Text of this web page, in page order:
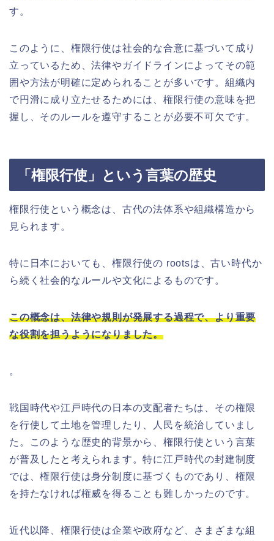
す。
このように、権限行使は社会的な合意に基づいて成り
立っているため、法律やガイドラインによってその範
囲や方法が明確に定められることが多いです。組織内
で円滑に成り立たせるためには、権限行使の意味を把
握し、そのルールを遵守することが必要不可欠です。
「権限行使」という言葉の歴史
権限行使という概念は、古代の法体系や組織構造から
見られます。
特に日本においても、権限行使の rootsは、古い時代か
ら続く社会的なルールや文化によるものです。
この概念は、法律や規則が発展する過程で、より重要
な役割を担うようになりました。
。
戦国時代や江戸時代の日本の支配者たちは、その権限
を行使して土地を管理したり、人民を統治していまし
た。このような歴史的背景から、権限行使という言葉
が普及したと考えられます。特に江戸時代の封建制度
では、権限行使は身分制度に基づくものであり、権限
を持たなければ権威を得ることも難しかったのです。
近代以降、権限行使は企業や政府など、さまざまな組